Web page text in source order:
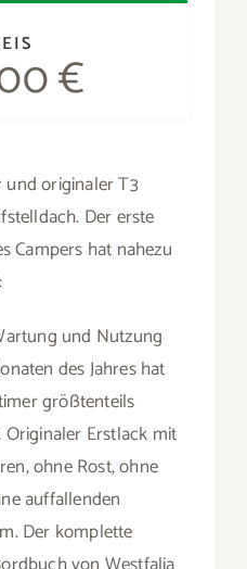
und Nutzung
des Jahres hat
größtenteils
ohne Rost, ohne
auffallenden
Der komplette
von Westfalia
ist dezent und
aktualisiert, jede
ist belegbar. Der
so dass der
mit 5-Gang-
ohne
übliche Defekte
Fahrzeug solcher